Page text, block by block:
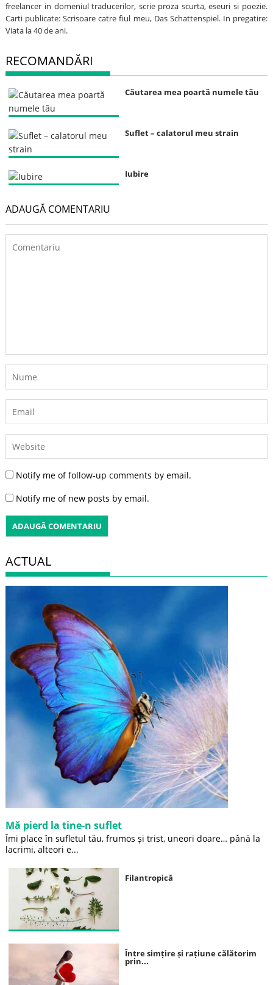
freelancer in domeniul traducerilor, scrie proza scurta, eseuri si poezie.
Carti publicate: Scrisoare catre fiul meu, Das Schattenspiel. In pregatire:
Viata la 40 de ani.
RECOMANDĂRI
Căutarea mea poartă numele tău
Suflet – calatorul meu strain
Iubire
ADAUGĂ COMENTARIU
Notify me of follow-up comments by email.
Notify me of new posts by email.
ACTUAL
Mă pierd la tine-n suflet
Îmi place în sufletul tău, frumos și trist, uneori doare… până la
lacrimi, alteori e...
Filantropică
Între simțire și rațiune călătorim
prin...